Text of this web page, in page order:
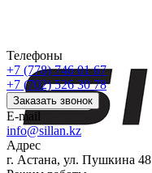
Телефоны
+7 (778) 746 01 67
+7 (702) 526 30 78
Заказать звонок
E-mail
info@sillan.kz
Адрес
г. Астана, ул. Пушкина 48